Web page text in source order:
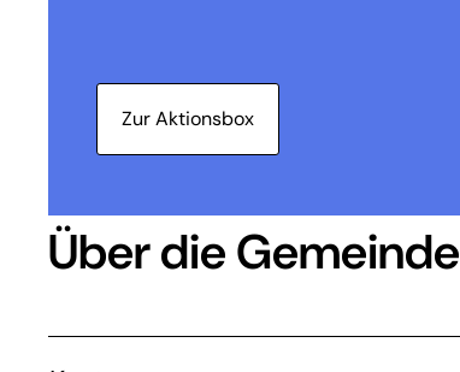
Zur Aktionsbox
Über die Gemeinde